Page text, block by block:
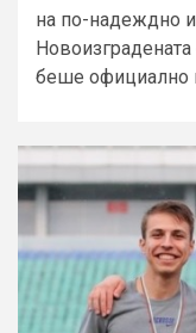
на по-надеждно
беше официално